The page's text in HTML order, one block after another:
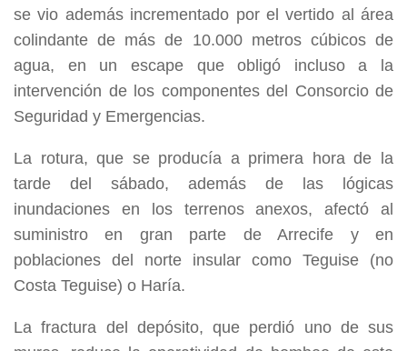
se vio además incrementado por el vertido al área
colindante de más de 10.000 metros cúbicos de
agua, en un escape que obligó incluso a la
intervención de los componentes del Consorcio de
Seguridad y Emergencias.
La rotura, que se producía a primera hora de la
tarde del sábado, además de las lógicas
inundaciones en los terrenos anexos, afectó al
suministro en gran parte de Arrecife y en
poblaciones del norte insular como Teguise (no
Costa Teguise) o Haría.
La fractura del depósito, que perdió uno de sus